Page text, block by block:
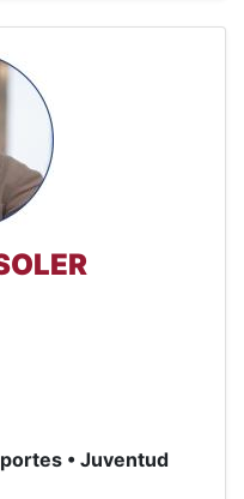
• Juventud